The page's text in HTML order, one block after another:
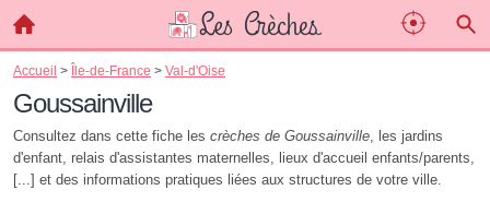
Accueil > Île-de-France > Val-d'Oise
Goussainville
Consultez dans cette fiche les crèches de Goussainville, les jardins
d'enfant, relais d'assistantes maternelles, lieux d'accueil enfants/parents,
[...] et des informations pratiques liées aux structures de votre ville.